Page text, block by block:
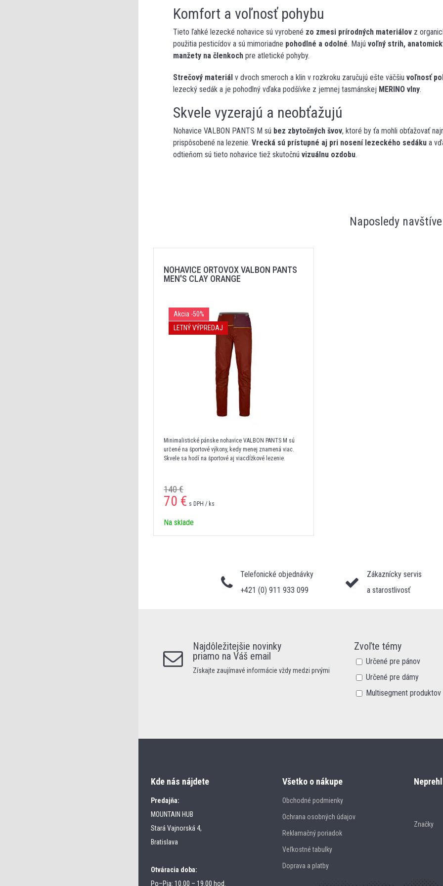
Komfort a voľnosť pohybu
Tieto ľahké lezecké nohavice sú vyrobené zo zmesi prírodných materiálov z
použitia pesticídov a sú mimoriadne pohodlné a odolné. Majú voľný strih,
manžety na členkoch pre atletické pohyby.
Strečový materiál v dvoch smeroch a klin v rozkroku zaručujú ešte väčšiu voľnosť
lezecký sedák a je pohodlný vďaka podšívke z jemnej tasmánskej MERINO vlny.
Skvele vyzerajú a neobťažujú
Nohavice VALBON PANTS M sú bez zbytočných švov, ktoré by ťa mohli obťažovať
prispôsobené na lezenie. Vrecká sú prístupné aj pri nosení lezeckého sedáku a
odtieňom sú tieto nohavice tiež skutočnú vizuálnu ozdobu.
Naposledy
NOHAVICE ORTOVOX VALBON PANTS
MEN'S CLAY ORANGE
Akcia -50%
LETNÝ VÝPREDAJ
Minimalistické pánske nohavice VALBON PANTS M sú
určené na športové výkony, kedy menej znamená viac.
Skvele sa hodí na športové aj viacdĺžkové lezenie.
140 €
70 € s DPH / ks
Na sklade
Telefonické objednávky
+421 (0) 911 933 099
Zákaznícky servis
a starostlivosť
Najdôležitejšie novinky
priamo na Váš email
Získajte zaujímavé informácie vždy medzi prvými
Zvoľte témy
Určené pre pánov
Určené pre dámy
Multisegment produktov
Kde nás nájdete
Predajňa:
MOUNTAIN HUB
Stará Vajnorská 4,
Bratislava
Otváracia doba:
Po–Pia: 10.00 – 19.00 hod.
Všetko o nákupe
Obchodné podmienky
Ochrana osobných údajov
Reklamačný poriadok
Veľkostné tabulky
Doprava a platby
Značky